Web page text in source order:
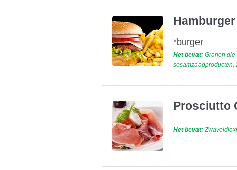
*burger
Het bevat: Granen die
sesamzaadproducten,
Prosciutto
Het bevat: